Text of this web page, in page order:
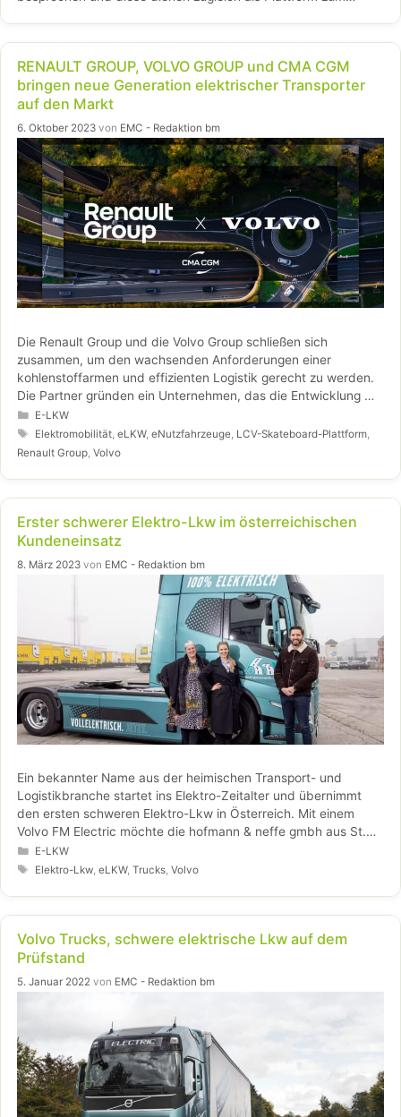
RENAULT GROUP, VOLVO GROUP und CMA CGM
bringen neue Generation elektrischer Transporter
auf den Markt
6. Oktober 2023 von EMC - Redaktion bm
Die Renault Group und die Volvo Group schließen sich
zusammen, um den wachsenden Anforderungen einer
kohlenstoffarmen und effizienten Logistik gerecht zu werden.
Die Partner gründen ein Unternehmen, das die Entwicklung
Generation von vollelektrischen Transportern und
softwaredefinierten Fahrzeugen sowie dazugehörigen
Dienstleistungen leiten wird. Die Produktion soll im Jahr 2026
Kategorien
E-LKW
Schlagwörter
Elektromobilität,eLKW,eNutzfahrzeuge, LCV-Skateboard-Plattform,
Renault Group, Volvo
Erster schwerer Elektro-Lkw im österreichischen
Kundeneinsatz
8. März 2023 von EMC - Redaktion bm
Ein bekannter Name aus der heimischen Transport- und
Logistikbranche startet ins Elektro-Zeitalter und übernimmt
den ersten schweren Elektro-Lkw in Österreich. Mit einem
Volvo FM Electric möchte die hofmann & neffe gmbh aus St.
Florian in Oberösterreich praxisrelevante Erfahrungen fernab
fossiler Energieträger sammeln.
Kategorien
E-LKW
Schlagwörter
Elektro-Lkw,eLKW,Trucks,Volvo
Volvo Trucks, schwere elektrische Lkw auf dem
Prüfstand
5. Januar 2022 von EMC - Redaktion bm